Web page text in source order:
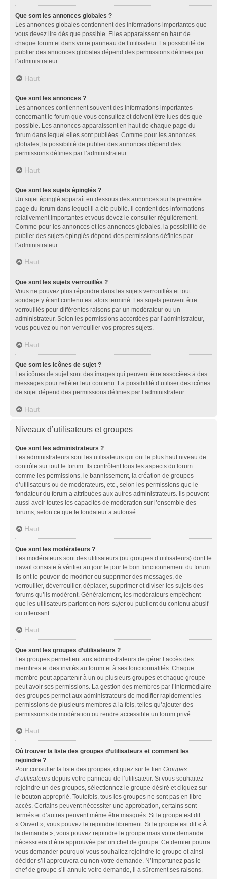
Que sont les annonces globales ?
Les annonces globales contiennent des informations importantes que
vous devez lire dès que possible. Elles apparaissent en haut de
chaque forum et dans votre panneau de l’utilisateur. La possibilité de
publier des annonces globales dépend des permissions définies par
l’administrateur.
Haut
Que sont les annonces ?
Les annonces contiennent souvent des informations importantes
concernant le forum que vous consultez et doivent être lues dès que
possible. Les annonces apparaissent en haut de chaque page du
forum dans lequel elles sont publiées. Comme pour les annonces
globales, la possibilité de publier des annonces dépend des
permissions définies par l’administrateur.
Haut
Que sont les sujets épinglés ?
Un sujet épinglé apparaît en dessous des annonces sur la première
page du forum dans lequel il a été publié. il contient des informations
relativement importantes et vous devez le consulter régulièrement.
Comme pour les annonces et les annonces globales, la possibilité de
publier des sujets épinglés dépend des permissions définies par
l’administrateur.
Haut
Que sont les sujets verrouillés ?
Vous ne pouvez plus répondre dans les sujets verrouillés et tout
sondage y étant contenu est alors terminé. Les sujets peuvent être
verrouillés pour différentes raisons par un modérateur ou un
administrateur. Selon les permissions accordées par l’administrateur,
vous pouvez ou non verrouiller vos propres sujets.
Haut
Que sont les icônes de sujet ?
Les icônes de sujet sont des images qui peuvent être associées à des
messages pour refléter leur contenu. La possibilité d’utiliser des icônes
de sujet dépend des permissions définies par l’administrateur.
Haut
Niveaux d’utilisateurs et groupes
Que sont les administrateurs ?
Les administrateurs sont les utilisateurs qui ont le plus haut niveau de
contrôle sur tout le forum. Ils contrôlent tous les aspects du forum
comme les permissions, le bannissement, la création de groupes
d’utilisateurs ou de modérateurs, etc., selon les permissions que le
fondateur du forum a attribuées aux autres administrateurs. Ils peuvent
aussi avoir toutes les capacités de modération sur l’ensemble des
forums, selon ce que le fondateur a autorisé.
Haut
Que sont les modérateurs ?
Les modérateurs sont des utilisateurs (ou groupes d’utilisateurs) dont le
travail consiste à vérifier au jour le jour le bon fonctionnement du forum.
Ils ont le pouvoir de modifier ou supprimer des messages, de
verrouiller, déverrouiller, déplacer, supprimer et diviser les sujets des
forums qu’ils modèrent. Généralement, les modérateurs empêchent
que les utilisateurs partent en hors-sujetou publient du contenu abusif
ou offensant.
Haut
Que sont les groupes d’utilisateurs ?
Les groupes permettent aux administrateurs de gérer l’accès des
membres et des invités au forum et à ses fonctionnalités. Chaque
membre peut appartenir à un ou plusieurs groupes et chaque groupe
peut avoir ses permissions. La gestion des membres par l’intermédiaire
des groupes permet aux administrateurs de modifier rapidement les
permissions de plusieurs membres à la fois, telles qu’ajouter des
permissions de modération ou rendre accessible un forum privé.
Haut
Où trouver la liste des groupes d’utilisateurs et comment les
rejoindre ?
Pour consulter la liste des groupes, cliquez sur le lien Groupes
d’utilisateurs depuis votre panneau de l’utilisateur. Si vous souhaitez
rejoindre un des groupes, sélectionnez le groupe désiré et cliquez sur
le bouton approprié. Toutefois, tous les groupes ne sont pas en libre
accès. Certains peuvent nécessiter une approbation, certains sont
fermés et d’autres peuvent même être masqués. Si le groupe est dit
« Ouvert », vous pouvez le rejoindre librement. Si le groupe est dit « À
la demande », vous pouvez rejoindre le groupe mais votre demande
nécessitera d’être approuvée par un chef de groupe. Ce dernier pourra
vous demander pourquoi vous souhaitez rejoindre le groupe et ainsi
décider s’il approuvera ou non votre demande. N’importunez pas le
chef de groupe s’il annule votre demande, il a sûrement ses raisons.